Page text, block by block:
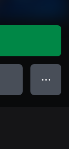
● ● ●